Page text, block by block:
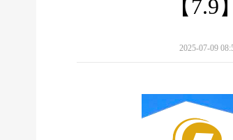
【
2025-07-09